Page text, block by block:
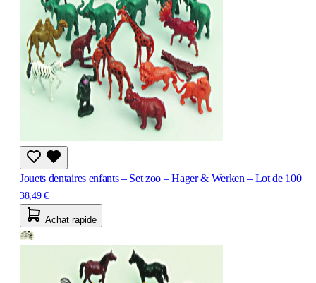
Jouets dentaires enfants – Set zoo – Hager & Werken – Lot de 100
38,49 €
Achat rapide